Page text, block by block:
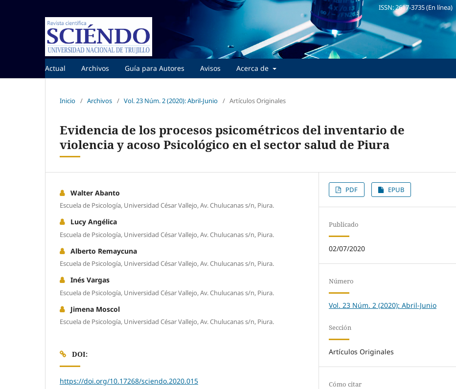
Actual Archivos Guía para Autores Avisos Acerca de
ISSN: 2617-3735 (En línea)
Inicio / Archivos / Vol. 23 Núm. 2 (2020): Abril-Junio / Artículos Originales
Evidencia de los procesos psicométricos del inventario de
violencia y acoso Psicológico en el sector salud de Piura
Walter Abanto
Escuela de Psicología, Universidad César Vallejo, Av. Chulucanas s/n, Piura.
Lucy Angélica
Escuela de Psicología, Universidad César Vallejo, Av. Chulucanas s/n, Piura.
Alberto Remaycuna
Escuela de Psicología, Universidad César Vallejo, Av. Chulucanas s/n, Piura.
Inés Vargas
Escuela de Psicología, Universidad César Vallejo, Av. Chulucanas s/n, Piura.
Jimena Moscol
Escuela de Psicología, Universidad César Vallejo, Av. Chulucanas s/n, Piura.
DOI:
https://doi.org/10.17268/sciendo.2020.015
PDF EPUB
Publicado
02/07/2020
Número
Vol. 23 Núm. 2 (2020): Abril-Junio
Sección
Artículos Originales
Cómo citar